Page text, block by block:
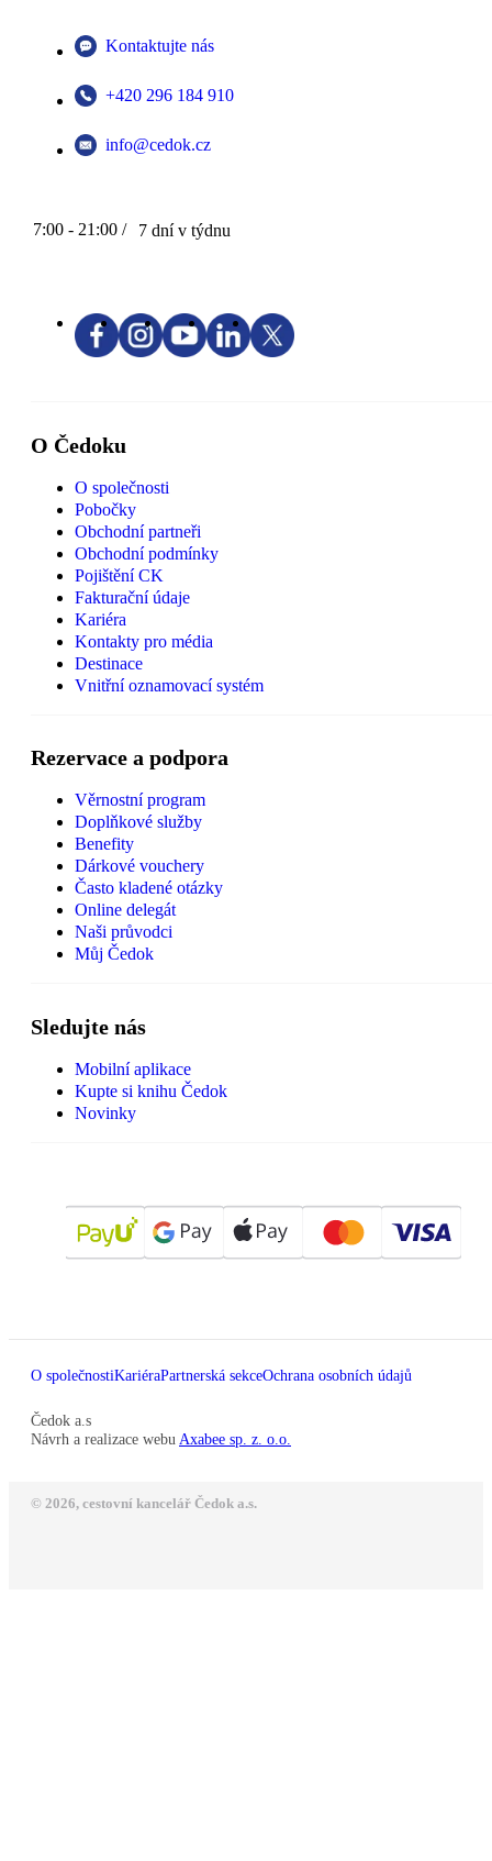
Kontaktujte nás
+420 296 184 910
info@cedok.cz
7:00 - 21:00 / 7 dní v týdnu
O Čedoku
O společnosti
Pobočky
Obchodní partneři
Obchodní podmínky
Pojištění CK
Fakturační údaje
Kariéra
Kontakty pro média
Destinace
Vnitřní oznamovací systém
Rezervace a podpora
Věrnostní program
Doplňkové služby
Benefity
Dárkové vouchery
Často kladené otázky
Online delegát
Naši průvodci
Můj Čedok
Sledujte nás
Mobilní aplikace
Kupte si knihu Čedok
Novinky
O společnostiKariéraPartnerská sekceOchrana osobních údajů
Čedok a.s
Návrh a realizace webu Axabee sp. z. o.o.
© 2026, cestovní kancelář Čedok a.s.